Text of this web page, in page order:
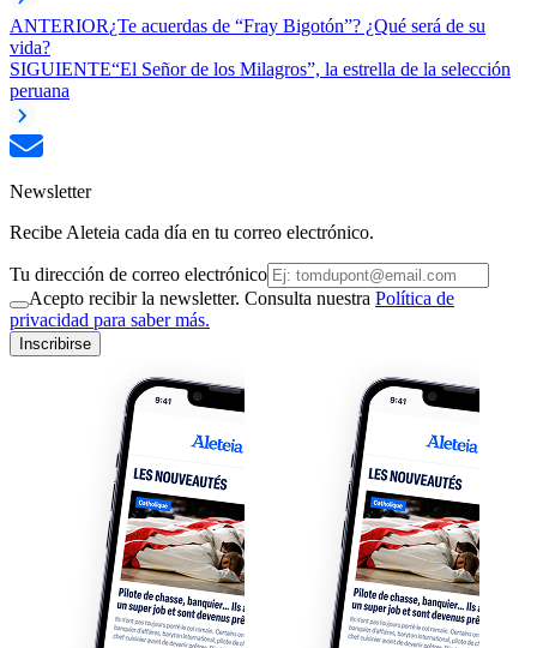
ANTERIOR¿Te acuerdas de “Fray Bigotón”? ¿Qué será de su
vida?
SIGUIENTE“El Señor de los Milagros”, la estrella de la selección
peruana
Newsletter
Recibe Aleteia cada día en tu correo electrónico.
Tu dirección de correo electrónico
Acepto recibir la newsletter. Consulta nuestra Política de
privacidad para saber más.
Inscribirse